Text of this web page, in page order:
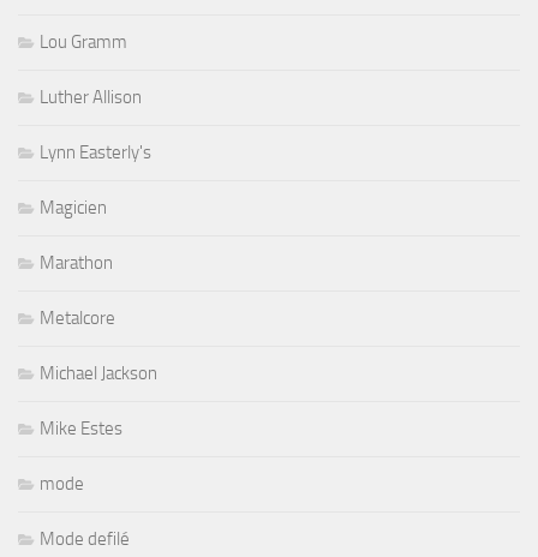
Lou Gramm
Luther Allison
Lynn Easterly's
Magicien
Marathon
Metalcore
Michael Jackson
Mike Estes
mode
Mode defilé